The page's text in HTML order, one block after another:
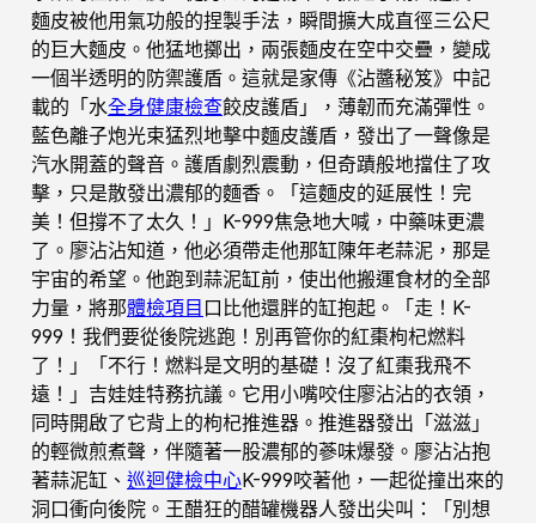
麵皮被他用氣功般的捏製手法，瞬間擴大成直徑三公尺
的巨大麵皮。他猛地擲出，兩張麵皮在空中交疊，變成
一個半透明的防禦護盾。這就是家傳《沾醬秘笈》中記
載的「水全身健康檢查餃皮護盾」，薄韌而充滿彈性。
藍色離子炮光束猛烈地擊中麵皮護盾，發出了一聲像是
汽水開蓋的聲音。護盾劇烈震動，但奇蹟般地擋住了攻
擊，只是散發出濃郁的麵香。「這麵皮的延展性！完
美！但撐不了太久！」K-999焦急地大喊，中藥味更濃
了。廖沾沾知道，他必須帶走他那缸陳年老蒜泥，那是
宇宙的希望。他跑到蒜泥缸前，使出他搬運食材的全部
力量，將那體檢項目 口比他還胖的缸抱起。「走！K-
999！我們要從後院逃跑！別再管你的紅棗枸杞燃料
了！」「不行！燃料是文明的基礎！沒了紅棗我飛不
遠！」吉娃娃特務抗議。它用小嘴咬住廖沾沾的衣領，
同時開啟了它背上的枸杞推進器。推進器發出「滋滋」
的輕微煎煮聲，伴隨著一股濃郁的蔘味爆發。廖沾沾抱
著蒜泥缸、 巡迴健檢中心K-999咬著他，一起從撞出來的
洞口衝向後院。王醋狂的醋罐機器人發出尖叫：「別想